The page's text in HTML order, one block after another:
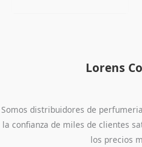
Lorens
Somos distribuidores de
la confianza de miles de clientes
los precios